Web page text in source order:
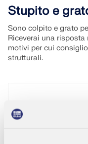
Stupito e
Sono colpito e grato
Riceverai una risposta
motivi per cui
strutturali.